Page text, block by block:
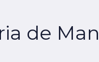
de